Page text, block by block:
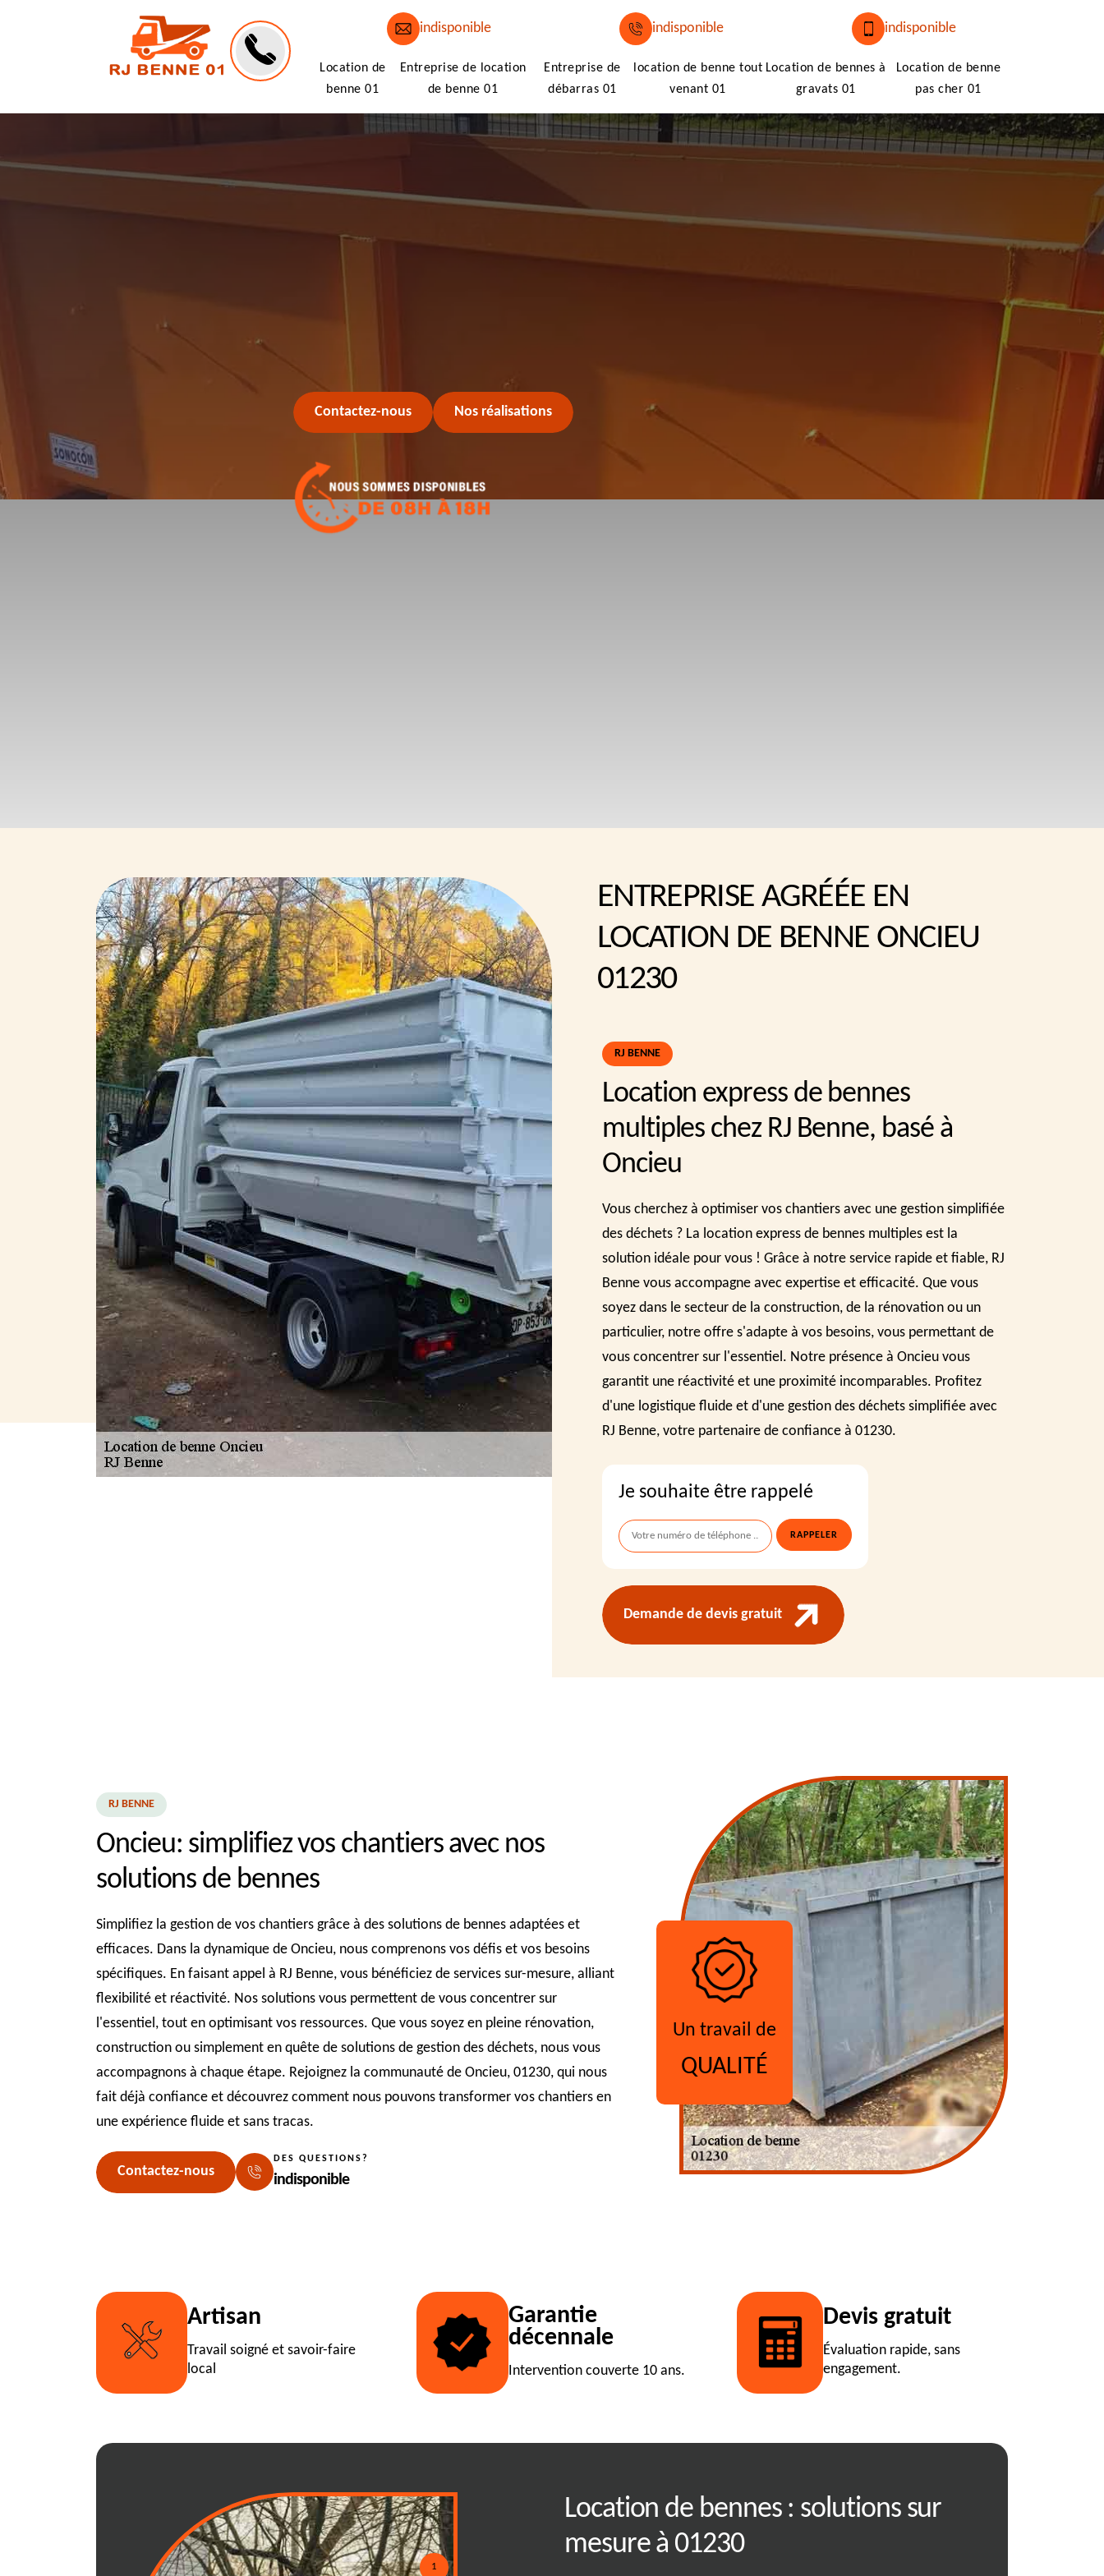
indisponible indisponible indisponible
Location de
benne 01
Entreprise de location
de benne 01
Entreprise de
débarras 01
location de benne tout
venant 01
Location de bennes à
gravats 01
Location de benne
pas cher 01
Contactez-nous Nos réalisations
ENTREPRISE AGRÉÉE EN
LOCATION DE BENNE ONCIEU
01230
RJ BENNE
Location express de bennes
multiples chez RJ Benne, basé à
Oncieu
Vous cherchez à optimiser vos chantiers avec une gestion simplifiée
des déchets ? La location express de bennes multiples est la
solution idéale pour vous ! Grâce à notre service rapide et fiable, RJ
Benne vous accompagne avec expertise et efficacité. Que vous
soyez dans le secteur de la construction, de la rénovation ou un
particulier, notre offre s'adapte à vos besoins, vous permettant de
vous concentrer sur l'essentiel. Notre présence à Oncieu vous
garantit une réactivité et une proximité incomparables. Profitez
d'une logistique fluide et d'une gestion des déchets simplifiée avec
RJ Benne, votre partenaire de confiance à 01230.
Je souhaite être rappelé
Demande de devis gratuit
RJ BENNE
Oncieu: simplifiez vos chantiers avec nos
solutions de bennes
Simplifiez la gestion de vos chantiers grâce à des solutions de bennes adaptées et
efficaces. Dans la dynamique de Oncieu, nous comprenons vos défis et vos besoins
spécifiques. En faisant appel à RJ Benne, vous bénéficiez de services sur-mesure, alliant
flexibilité et réactivité. Nos solutions vous permettent de vous concentrer sur
l'essentiel, tout en optimisant vos ressources. Que vous soyez en pleine rénovation,
construction ou simplement en quête de solutions de gestion des déchets, nous vous
accompagnons à chaque étape. Rejoignez la communauté de Oncieu, 01230, qui nous
fait déjà confiance et découvrez comment nous pouvons transformer vos chantiers en
une expérience fluide et sans tracas.
Contactez-nous
DES QUESTIONS?
indisponible
Un travail de
QUALITÉ
Artisan
Travail soigné et savoir-faire
local
Garantie
décennale
Intervention couverte 10 ans.
Devis gratuit
Évaluation rapide, sans
engagement.
RJ Benne, votre partenaire idéal
pour louer une benne sans souci
Location de bennes : solutions sur
mesure à 01230
1